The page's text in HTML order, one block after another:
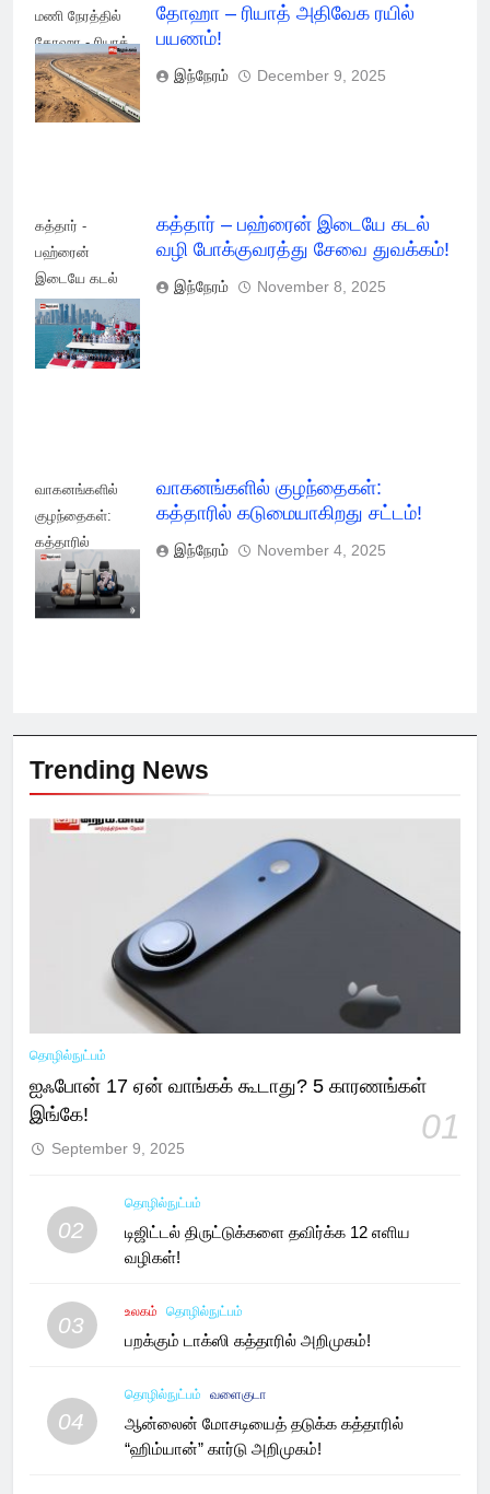
மணி நேரத்தில்
தோஹா - ரியாத்
அதிவேக மின்சார
ரயில் பயணம்!
தோஹா – ரியாத் அதிவேக ரயில்
பயணம்!
இந்நேரம் December 9, 2025
கத்தார் -
பஹ்ரைன்
இடையே கடல்
வழி
போக்குவரத்து
சேவை துவக்கம்!
கத்தார் – பஹ்ரைன் இடையே கடல்
வழி போக்குவரத்து சேவை துவக்கம்!
இந்நேரம் November 8, 2025
வாகனங்களில்
குழந்தைகள்:
கத்தாரில்
கடுமையாகிறது
சட்டம்!
வாகனங்களில் குழந்தைகள்:
கத்தாரில் கடுமையாகிறது சட்டம்!
இந்நேரம் November 4, 2025
Trending News
தொழில்நுட்பம்
ஐஃபோன் 17 ஏன் வாங்கக் கூடாது? 5 காரணங்கள்
இங்கே!
01
September 9, 2025
02
தொழில்நுட்பம்
டிஜிட்டல் திருட்டுக்களை தவிர்க்க 12 எளிய
வழிகள்!
03
உலகம் தொழில்நுட்பம்
பறக்கும் டாக்ஸி கத்தாரில் அறிமுகம்!
04
தொழில்நுட்பம் வளைகுடா
ஆன்லைன் மோசடியைத் தடுக்க கத்தாரில்
“ஹிம்யான்” கார்டு அறிமுகம்!